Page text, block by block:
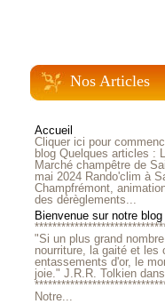
Nos Articles
Accueil
Cliquer ici pour
blog Quelques articles :
Marché champêtre de
mai 2024 Rando'clim à
Champfrémont,
des dérèglements...
Bienvenue sur notre blog
"Si un plus grand
nourriture, la gaité et les
entassements d'or, le
joie." J.R.R. Tolkien
Notre...